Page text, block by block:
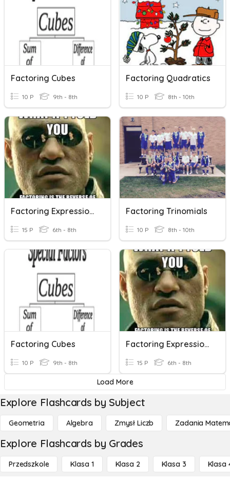
Factoring Cubes
10 P 9th - 8th
Factoring Quadratics
10 P 8th - 10th
Factoring Expressions
15 P 6th - 8th
Factoring Trinomials
10 P 8th - 10th
Factoring Cubes
10 P 9th - 8th
Factoring Expressions
15 P 6th - 8th
Load More
Explore Flashcards by Subject
Geometria Algebra Zmysł Liczb Zadania
Explore Flashcards by Grades
Przedszkole Klasa 1 Klasa 2 Klasa 3 Klasa